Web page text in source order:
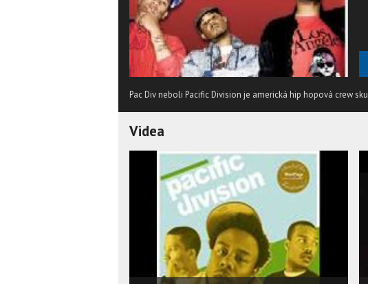
Pac Div neboli Pacific Division je americká hip hopová crew
Videa